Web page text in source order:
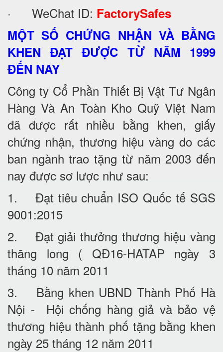
· WeChat ID: FactorySafes
MỘT SỐ CHỨNG NHẬN VÀ BẰNG
KHEN ĐẠT ĐƯỢC TỪ NĂM 1999
ĐẾN NAY
Công ty Cổ Phần Thiết Bị Vật Tư Ngân
Hàng Và An Toàn Kho Quỹ Việt Nam
đã được rất nhiều bằng khen, giấy
chứng nhận, thương hiệu vàng do các
ban ngành trao tặng từ năm 2003 đến
nay được sơ lược như sau:
1. Đạt tiêu chuẩn ISO Quốc tế SGS
9001:2015
2. Đạt giải thưởng thương hiệu vàng
thăng long ( QĐ16-HATAP ngày 3
tháng 10 năm 2011
3. Bằng khen UBND Thành Phố Hà
Nội - Hội chống hàng giả và bảo vệ
thương hiệu thành phố tặng bằng khen
ngày 25 tháng 12 năm 2011